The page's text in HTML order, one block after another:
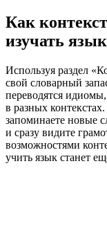
Как
изучать язык
Используя раздел
свой словарный
переводятся
в разных
запоминаете новые
и сразу видите
возможностями
учить язык станет